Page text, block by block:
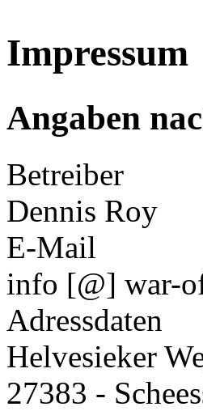
Impressum
Angaben
Betreiber
Dennis Roy
E-Mail
info [@] war-
Adressdaten
Helvesieker
27383 -